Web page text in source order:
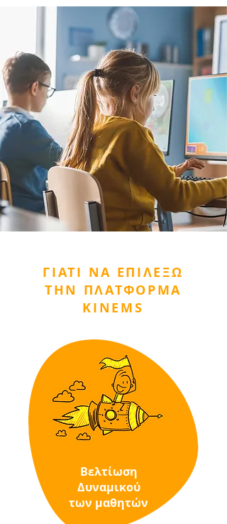
ΓΙΑΤΙ ΝΑ ΕΠΙΛΕΞΩ
ΤΗΝ ΠΛΑΤΦΟΡΜΑ
KINEMS
Βελτίωση
Δυναμικού
των μαθητών